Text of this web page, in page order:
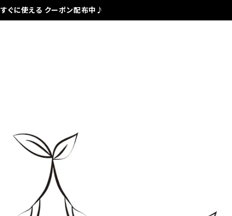
すぐに使える クーポン配布中♪